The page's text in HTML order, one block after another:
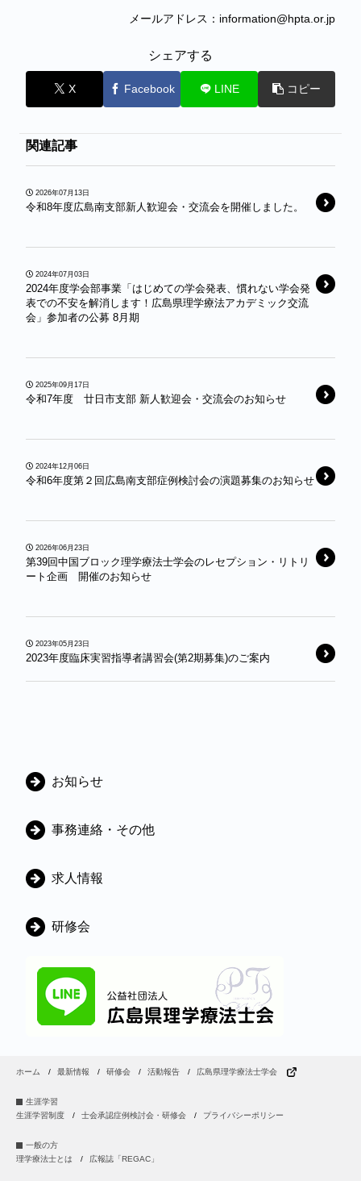
メールアドレス：information@hpta.or.jp
シェアする
X Facebook LINE コピー
関連記事
2026年07月13日
令和8年度広島南支部新人歓迎会・交流会を開催しました。
2024年07月03日
2024年度学会部事業「はじめての学会発表、慣れない学会発
表での不安を解消します！広島県理学療法アカデミック交流
会」参加者の公募 8月期
2025年09月17日
令和7年度 廿日市支部 新人歓迎会・交流会のお知らせ
2024年12月06日
令和6年度第２回広島南支部症例検討会の演題募集のお知らせ
2026年06月23日
第39回中国ブロック理学療法士学会のレセプション・リトリ
ート企画 開催のお知らせ
2023年05月23日
2023年度臨床実習指導者講習会(第2期募集)のご案内
カ
ゴ
ー
お知らせ
事務連絡・その他
求人情報
研修会
ホーム 最新情報 研修会 活動報告 広島県理学療法士学会
生涯学習
生涯学習制度
士会承認症例検討会・研修会 プライバシーポリシー
一般の方
理学療法士とは
広報誌「REGAC」